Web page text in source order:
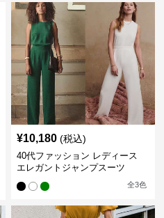
¥10,180 (税込)
40代ファッション レディース
エレガントジャンプスーツ
全3色